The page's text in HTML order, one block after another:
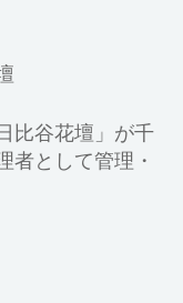
比谷花壇」が千
者として管理・